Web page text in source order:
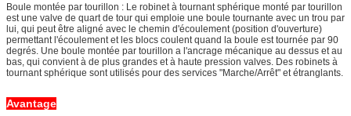
Boule montée par tourillon : Le robinet à tournant sphérique monté par tourillon
est une valve de quart de tour qui emploie une boule tournante avec un trou par
lui, qui peut être aligné avec le chemin d'écoulement (position d'ouverture)
permettant l'écoulement et les blocs coulent quand la boule est tournée par 90
degrés. Une boule montée par tourillon a l'ancrage mécanique au dessus et au
bas, qui convient à de plus grandes et à haute pression valves. Des robinets à
tournant sphérique sont utilisés pour des services "Marche/Arrêt" et étranglants.
Avantage